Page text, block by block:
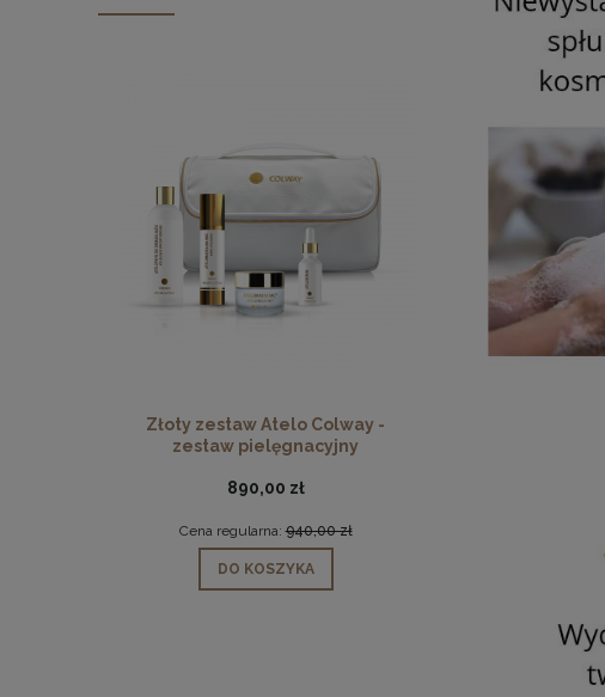
Złoty zestaw Atelo Colway -
zestaw pielęgnacyjny
890,00 zł
Cena regularna:940,00 zł
DO KOSZYKA